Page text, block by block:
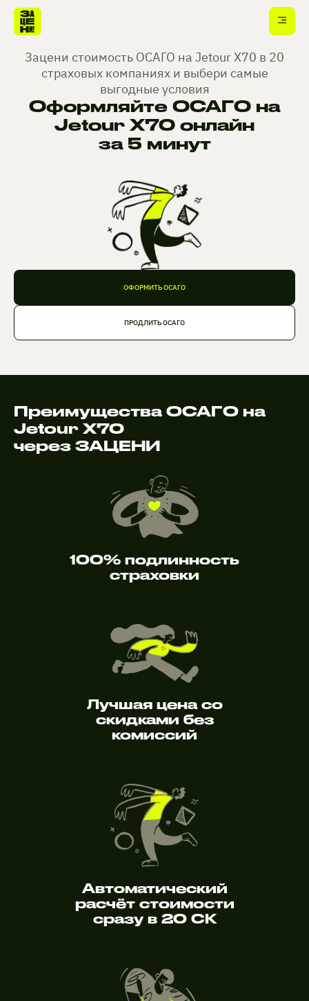
Зацени стоимость ОСАГО на Jetour X70 в 20
страховых компаниях и выбери самые
выгодные условия
Оформляйте ОСАГО на
Jetour X70 онлайн
за 5 минут
ОФОРМИТЬ ОСАГО
ПРОДЛИТЬ ОСАГО
Преимущества ОСАГО на
Jetour X70
через ЗАЦЕНИ
100% подлинность
страховки
Лучшая цена со
скидками без
комиссий
Автоматический
расчёт стоимости
сразу в 20 СК